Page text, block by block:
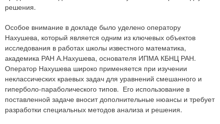
решения.
Особое внимание в докладе было уделено оператору
Нахушева, который является одним из ключевых объектов
исследования в работах школы известного математика,
академика РАН А.Нахушева, основателя ИПМА КБНЦ РАН.
Оператор Нахушева широко применяется при изучении
неклассических краевых задач для уравнений смешанного и
гиперболо-параболического типов. Его использование в
поставленной задаче вносит дополнительные нюансы и требует
разработки специальных методов анализа и решения.